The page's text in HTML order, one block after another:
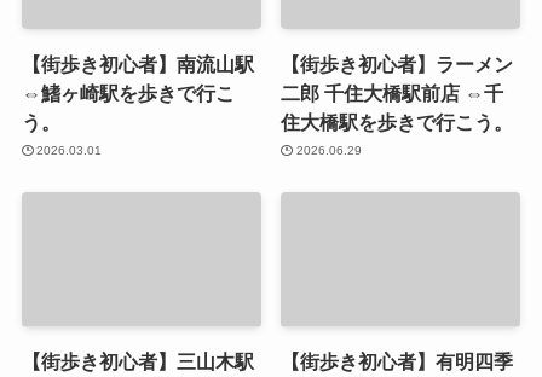
【街歩き初心者】南流山駅
⇔鰭ヶ崎駅を歩きで行こ
う。
2026.03.01
【街歩き初心者】ラーメン
二郎 千住大橋駅前店 ⇔千
住大橋駅を歩きで行こう。
2026.06.29
【街歩き初心者】三山木駅
【街歩き初心者】有明四季